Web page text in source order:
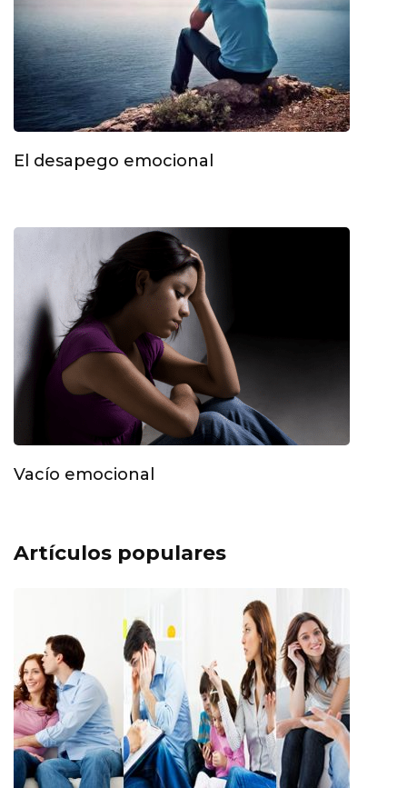
El desapego emocional
Vacío emocional
Artículos populares